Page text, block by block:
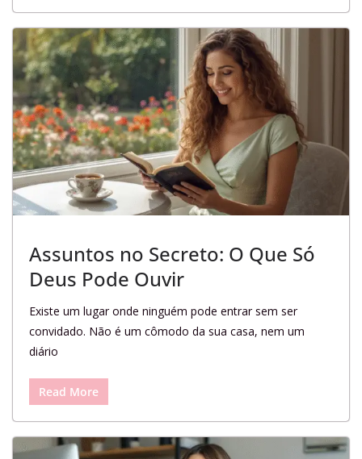
Assuntos no Secreto: O Que Só
Deus Pode Ouvir
Existe um lugar onde ninguém pode entrar sem ser
convidado. Não é um cômodo da sua casa, nem um
diário
Read More